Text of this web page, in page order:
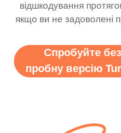
відшкодування
якщо ви не задоволені
Спробуйте
пробну версію